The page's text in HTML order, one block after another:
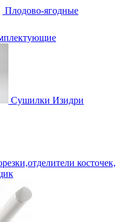
Плодово-ягодные
Сушилки Изидри
косточек,